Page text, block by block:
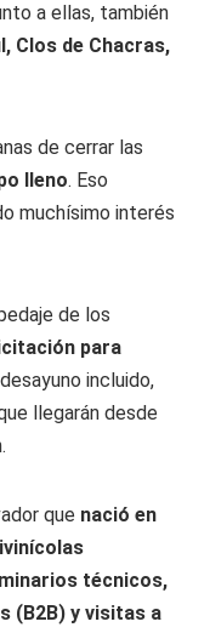
a ellas, también
Clos de Chacras,
de cerrar las
lleno. Eso
muchísimo interés
de los
para
incluido,
llegarán desde
que nació en
técnicos,
(B2B) y visitas a